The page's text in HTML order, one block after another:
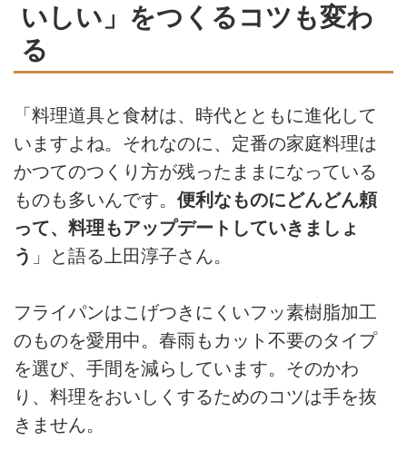
いしい」をつくるコツも変わ
る
「料理道具と食材は、時代とともに進化して
いますよね。それなのに、定番の家庭料理は
かつてのつくり方が残ったままになっている
ものも多いんです。 便利なものにどんどん頼
って、料理もアップデートしていきましょ
う 」と語る上田淳子さん。
フライパンはこげつきにくいフッ素樹脂加工
のものを愛用中。春雨もカット不要のタイプ
を選び、手間を減らしています。そのかわ
り、料理をおいしくするためのコツは手を抜
きません。